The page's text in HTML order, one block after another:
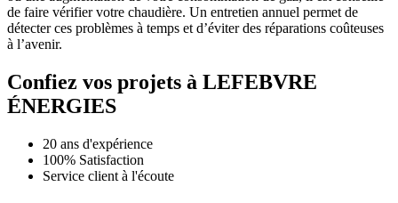
de faire vérifier votre chaudière. Un entretien annuel permet de
détecter ces problèmes à temps et d’éviter des réparations coûteuses
à l’avenir.
Confiez vos projets à LEFEBVRE
ÉNERGIES
20 ans d'expérience
100% Satisfaction
Service client à l'écoute